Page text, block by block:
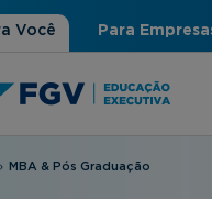
Você Para
está aqui
MBA & Pós Graduação